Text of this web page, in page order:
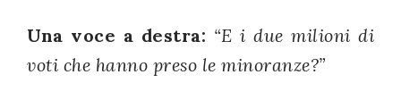
Una voce a destra: “E i due milioni di
voti che hanno preso le minoranze?”